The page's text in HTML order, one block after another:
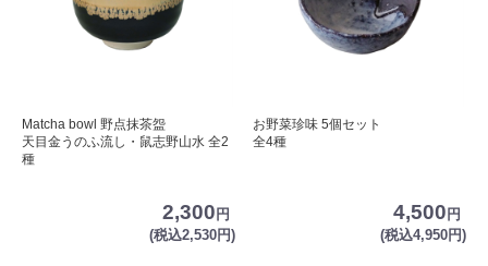
Matcha bowl 野点抹茶盌
天目金うのふ流し・鼠志野山水 全2
種
2,300 円
(税込2,530円)
お野菜珍味 5個セット
全4種
4,500 円
(税込4,950円)